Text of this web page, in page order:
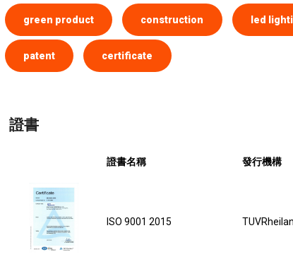
green product construction led
patent certificate
證書
證書名稱 發行機構
ISO 9001 2015